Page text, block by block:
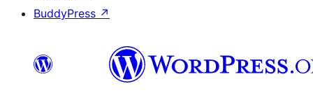
BuddyPress ↗